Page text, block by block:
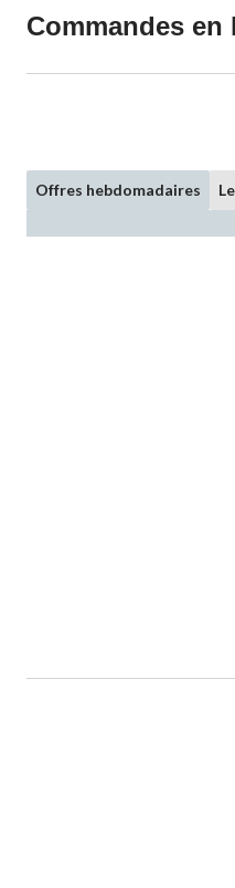
Commandes
Offres hebdomadaires